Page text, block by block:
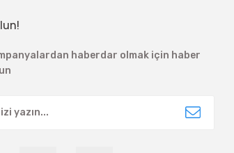
haberdar olmak için haber